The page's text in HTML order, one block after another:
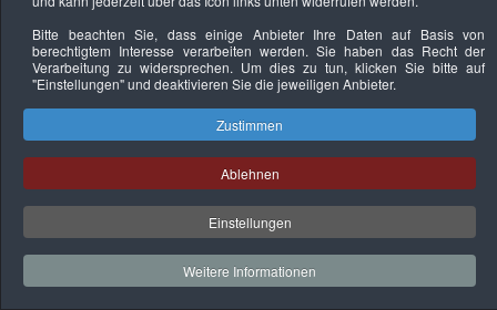
Datenschutzerklärung Urheberrechtsnachweise Nachhaltigkeit
Copyright © 2026. Bundesverband Deutscher
Sachverständiger und Fachgutachter e.V..
Bitte beachten Sie, dass einige Anbieter Ihre Daten auf Basis von
berechtigtem Interesse verarbeiten werden. Sie haben das Recht der
Verarbeitung zu widersprechen. Um dies zu tun, klicken Sie bitte auf
"Einstellungen"und deaktivieren Sie die jeweiligen Anbieter.
Zustimmen
Ablehnen
Einstellungen
Weitere Informationen